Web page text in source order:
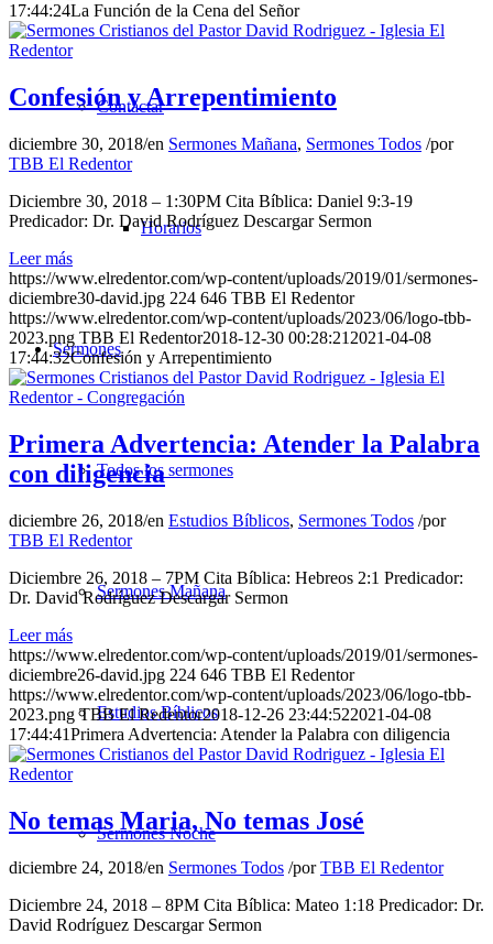
Contactar
Horarios
Sermones
Todos los sermones
Sermones Mañana
Estudios Bíblicos
Sermones Noche
17:44:24La Función de la Cena del Señor
Confesión y Arrepentimiento
diciembre 30, 2018/en Sermones Mañana, Sermones Todos /por
TBB El Redentor
Diciembre 30, 2018 – 1:30PM Cita Bíblica: Daniel 9:3-19
Predicador: Dr. David Rodríguez Descargar Sermon
Leer más
https://www.elredentor.com/wp-content/uploads/2019/01/sermones-
diciembre30-david.jpg 224 646 TBB El Redentor
https://www.elredentor.com/wp-content/uploads/2023/06/logo-tbb-
2023.png TBB El Redentor2018-12-30 00:28:21 2021-04-08
17:44:32Confesión y Arrepentimiento
Primera Advertencia: Atender la Palabra
con diligencia
diciembre 26, 2018/en Estudios Bíblicos, Sermones Todos /por
TBB El Redentor
Diciembre 26, 2018 – 7PM Cita Bíblica: Hebreos 2:1 Predicador:
Dr. David Rodríguez Descargar Sermon
Leer más
https://www.elredentor.com/wp-content/uploads/2019/01/sermones-
diciembre26-david.jpg 224 646 TBB El Redentor
https://www.elredentor.com/wp-content/uploads/2023/06/logo-tbb-
2023.png TBB El Redentor2018-12-26 23:44:522021-04-08
17:44:41Primera Advertencia: Atender la Palabra con diligencia
No temas Maria, No temas José
diciembre 24, 2018/en Sermones Todos /porTBB El Redentor
Diciembre 24, 2018 – 8PM Cita Bíblica: Mateo 1:18 Predicador: Dr.
David Rodríguez Descargar Sermon